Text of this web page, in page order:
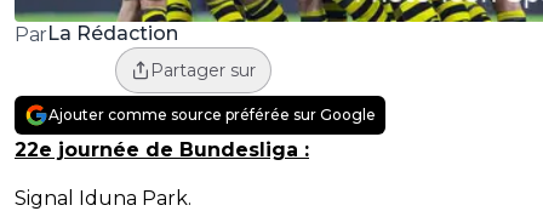
Par La Rédaction
Partager sur
Ajouter comme source préférée sur Google
22e journée de Bundesliga :
Signal Iduna Park.